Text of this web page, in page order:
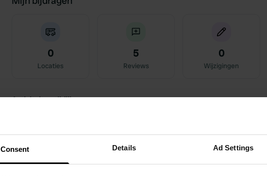
Consent Details Ad Settings
0
Locaties
5
Reviews
0
Wijzigingen
Activiteiten tijdlijn
—5 maanden geleden
Sitecode:95381